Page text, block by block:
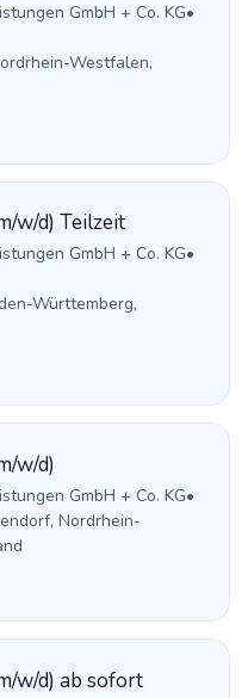
GmbH + Co. KG•
Westfalen,
w/d) Teilzeit
GmbH + Co. KG•
Württemberg,
w/d)
GmbH + Co. KG•
Nordrhein-
w/d) ab sofort